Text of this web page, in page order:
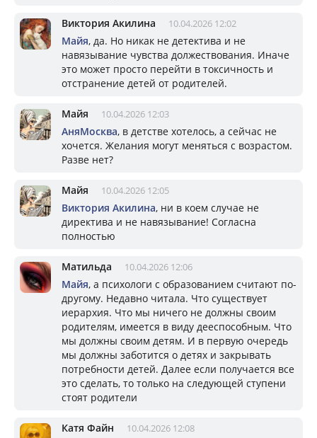
Виктория Акилина 10.04.2026 12:02
Майя, да. Но никак не детектива и не
навязывание чувства должествования. Иначе
это может просто перейти в токсичность и
отстранение детей от родителей.
Майя 10.04.2026 12:03
АняМосква, в детстве хотелось, а сейчас не
хочется. Желания могут меняться с возрастом.
Разве нет?
Майя 10.04.2026 12:05
Виктория Акилина, ни в коем случае не
директива и не навязывание! Согласна
полностью
Матильда 10.04.2026 12:06
Майя, а психологи с образованием считают по-
другому. Недавно читала. Что существует
иерархия. Что мы ничего не должны своим
родителям, имеется в виду дееспособным. Что
мы должны своим детям. И в первую очередь
мы должны заботится о детях и закрывать
потребности детей. Далее если получается все
это сделать, то только на следующей ступени
стоят родители
Катя Файн 10.04.2026 12:08